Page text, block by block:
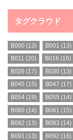
タグクラウド
B000 (13) B001 (13)
B011 (20) B016 (16)
B026 (17) B030 (13)
B045 (15) B047 (17)
B054 (19) B055 (14)
B060 (14) B061 (15)
B082 (13) B083 (14)
B091 (13) B092 (16)